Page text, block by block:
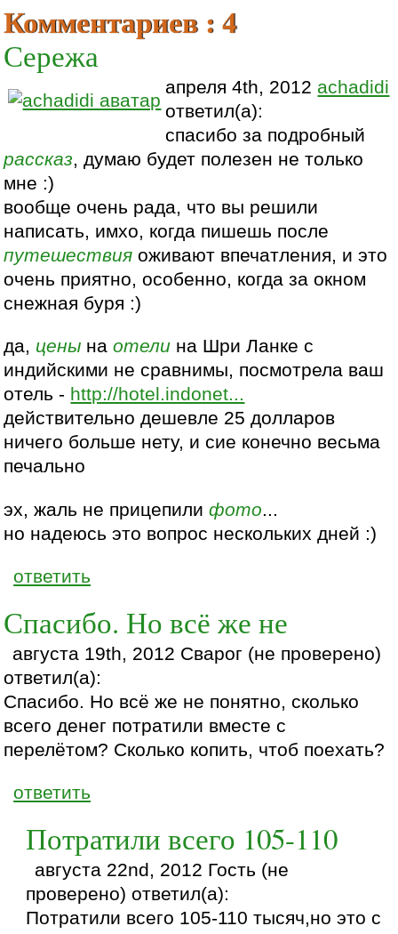
Комментариев : 4
Сережа
апреля 4th, 2012 achadidi
ответил(а):
спасибо за подробный
рассказ, думаю будет полезен не только
мне :)
вообще очень рада, что вы решили
написать, имхо, когда пишешь после
путешествия оживают впечатления, и это
очень приятно, особенно, когда за окном
снежная буря :)
да, цены наотели на Шри Ланке с
индийскими не сравнимы, посмотрела ваш
отель - http://hotel.indonet...
действительно дешевле 25 долларов
ничего больше нету, и сие конечно весьма
печально
эх, жаль не прицепилифото...
но надеюсь это вопрос нескольких дней :)
ответить
Спасибо. Но всё же не
августа 19th, 2012 Сварог (не проверено)
ответил(а):
Спасибо. Но всё же не понятно, сколько
всего денег потратили вместе с
перелётом? Сколько копить, чтоб поехать?
ответить
Потратили всего 105-110
августа 22nd, 2012 Гость (не
проверено) ответил(а):
Потратили всего 105-110 тысяч,но это с